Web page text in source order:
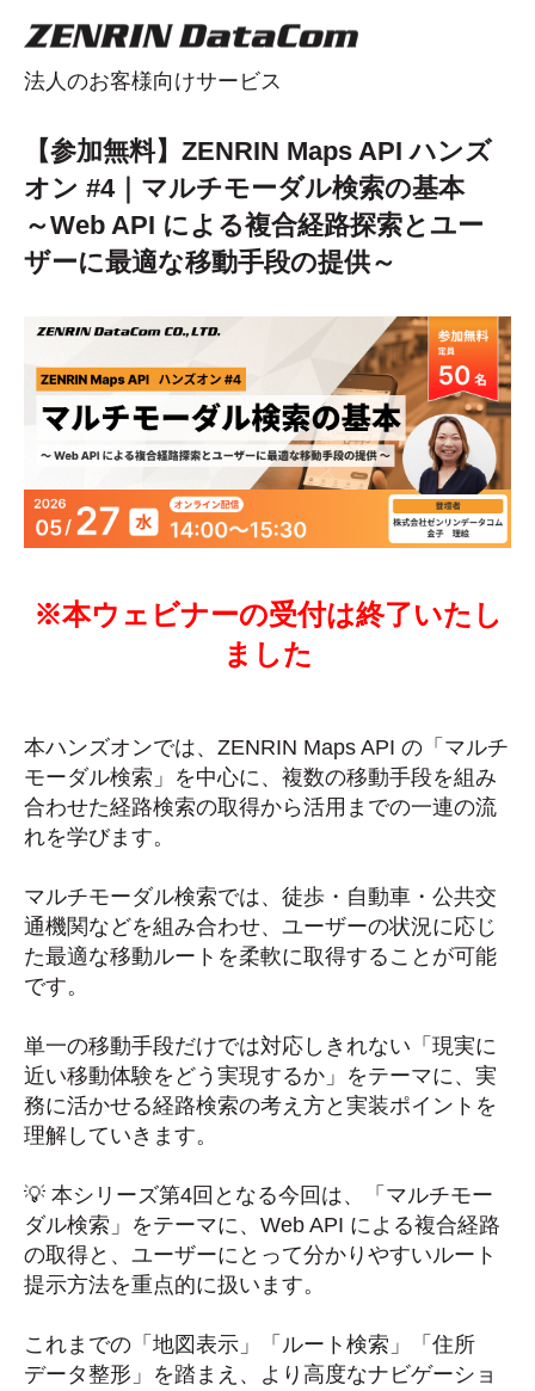
法人のお客様向けサービス
【参加無料】ZENRIN Maps API ハンズ
オン #4｜マルチモーダル検索の基本
～Web API による複合経路探索とユー
ザーに最適な移動手段の提供～
※本ウェビナーの受付は終了いたし
ました
本ハンズオンでは、ZENRIN Maps API の「マルチ
モーダル検索」を中心に、複数の移動手段を組み
合わせた経路検索の取得から活用までの一連の流
れを学びます。
マルチモーダル検索では、徒歩・自動車・公共交
通機関などを組み合わせ、ユーザーの状況に応じ
た最適な移動ルートを柔軟に取得することが可能
です。
単一の移動手段だけでは対応しきれない「現実に
近い移動体験をどう実現するか」をテーマに、実
務に活かせる経路検索の考え方と実装ポイントを
理解していきます。
💡 本シリーズ第4回となる今回は、「マルチモー
ダル検索」をテーマに、Web API による複合経路
の取得と、ユーザーにとって分かりやすいルート
提示方法を重点的に扱います。
これまでの「地図表示」「ルート検索」「住所
データ整形」を踏まえ、より高度なナビゲーショ